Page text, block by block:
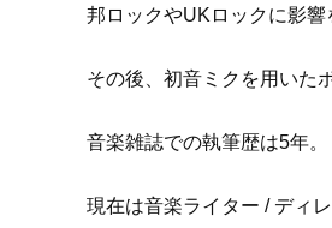
邦ロックやUKロックに影
その後、初音ミクを用いた
音楽雑誌での執筆歴は5年。
現在は音楽ライター / ディ